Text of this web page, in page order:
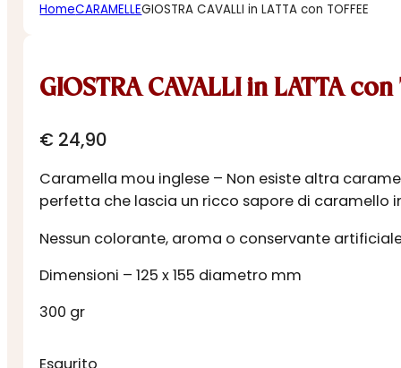
HomeCARAMELLEGIOSTRA CAVALLI in LATTA con TOFFEE
GIOSTRA CAVALLI in LATTA con
€ 24,90
Caramella mou inglese – Non esiste altra
perfetta che lascia un ricco sapore di caramello
Nessun colorante, aroma o conservante
Dimensioni – 125 x 155 diametro mm
300 gr
Esaurito